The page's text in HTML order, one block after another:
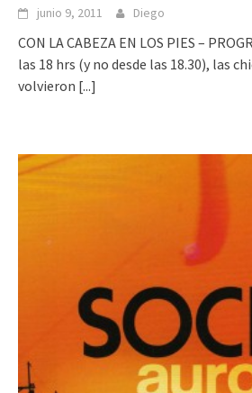
junio 9, 2011 Diego
CON LA CABEZA EN LOS PIES –
las 18 hrs (y no desde las 18.30), las
volvieron [...]